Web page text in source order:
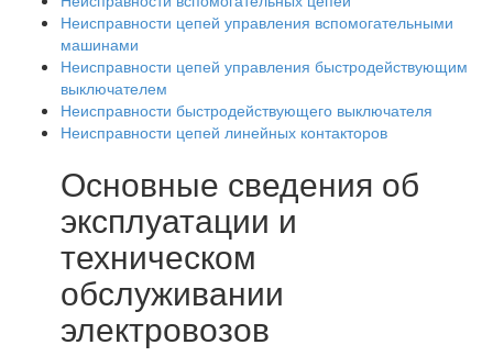
Неисправности цепей управления вспомогательными
машинами
Неисправности цепей управления быстродействующим
выключателем
Неисправности быстродействующего выключателя
Неисправности цепей линейных контакторов
Основные сведения об
эксплуатации и
техническом
обслуживании
электровозов